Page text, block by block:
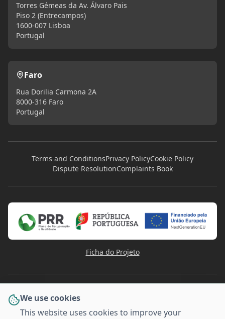
We use cookies
This website uses cookies to improve your
Torres Gémeas da Av. Álvaro Pais
Piso 2 (Entrecampos)
1600-007 Lisboa
Portugal
Faro
Rua Dorilia Carmona 2A
8000-316 Faro
Portugal
Terms and ConditionsPrivacy PolicyCookie Policy
Dispute ResolutionComplaints Book
Ficha do Projeto